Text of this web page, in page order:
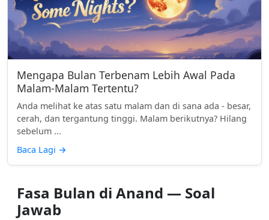
Mengapa Bulan Terbenam Lebih Awal Pada
Malam-Malam Tertentu?
Anda melihat ke atas satu malam dan di sana ada - besar,
cerah, dan tergantung tinggi. Malam berikutnya? Hilang
sebelum ...
Baca Lagi →
Fasa Bulan di Anand — Soal
Jawab